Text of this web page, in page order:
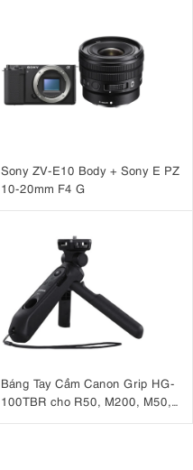
Sony ZV-E10 Body + Sony E PZ
10-20mm F4 G
Báng Tay Cầm Canon Grip HG-
100TBR cho R50, M200, M50,